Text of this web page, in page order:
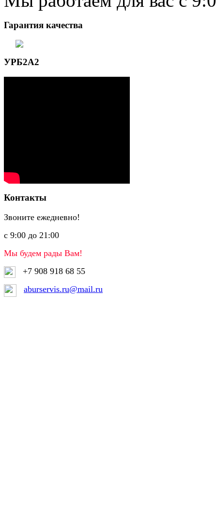
Гарантия качества
УРБ2А2
Контакты
Звоните ежедневно!
с 9:00 до 21:00
Мы будем рады Вам!
+7 908 918 68 55
aburservis.ru@mail.ru